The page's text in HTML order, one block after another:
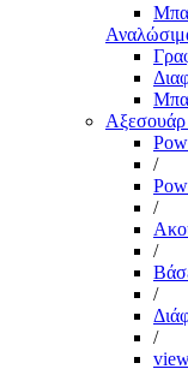
/
/
/
/
/